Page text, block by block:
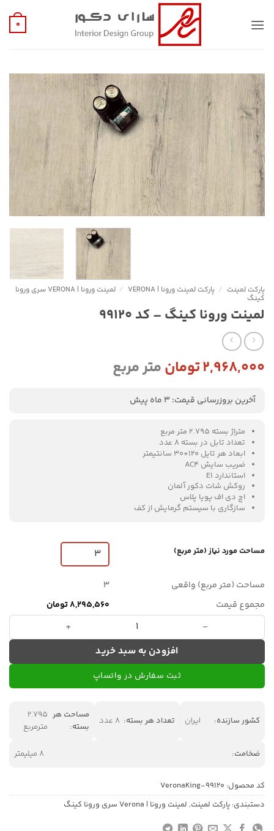
0
پارکت لمینت / پارکت لمینت ورونا | VERONA / لمینت ورونا | VERONA سری ورونا
کینگ
لمینت ورونا کینگ – کد 99120
۲,۹۶۸,۰۰۰تومانمتر مربع
آخرین بروزرسانی قیمت: 3 ماه پیش
متراژ بسته 2.795 متر مربع
تعداد تابل در بسته 8 عدد
ابعاد هر تایل 120*30 سانتیمتر
ضریب سایش AC4
استاندارد E1
روکش شات دکور آلمان
اچ دی اف پویا پلاس
سازگاری با سیستم گرمایش از کف
مساحت مورد نیاز (متر مربع)
مساحت (متر مربع) واقعی
3
مجموع قیمت
8,295,560 تومان
لمینت ورونا کینگ - کد 99120 عدد
افزودن به سبد خرید
ثبت سفارش در واتساپ
کشور سازنده: ایران تعداد هر بسته: 8 عدد
مساحت هر
بسته:
2.795
مترمربع
ضخامت: 8 میلیمتر
کد محصول: VeronaKing-99120
دستبندی: پارکت لمینت, لمینت ورونا | Verona سری ورونا کینگ